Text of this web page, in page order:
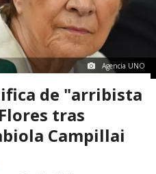
Agencia UNO
de "arribista
tras
Campillai